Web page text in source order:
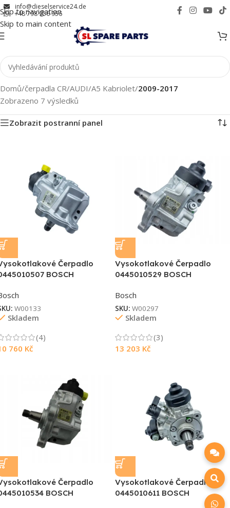
Skip to navigation
Skip to main content
info@dieselservice24.de
+48 798 956 956
Domů/čerpadla CR/AUDI/A5 Kabriolet/2009-2017
Zobrazeno 7 výsledků
Zobrazit postranní panel
Čerpadlo
BOSCH
W00133
Skladem
(4)
760 Kč
Vysokotlakové Čerpadlo
0445010529 BOSCH
Bosch
SKU: W00297
Skladem
(3)
13 203 Kč
Čerpadlo
BOSCH
Vysokotlakové Čerpadlo
0445010611 BOSCH